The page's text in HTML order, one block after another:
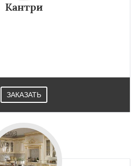
Кантри
ЗАКАЗАТЬ